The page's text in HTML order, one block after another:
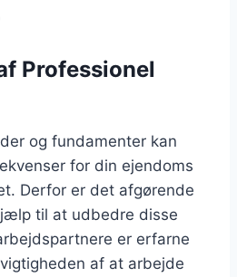
Professionel
og fundamenter kan
for din ejendoms
Derfor er det afgørende
til at udbedre disse
er erfarne
af at arbejde